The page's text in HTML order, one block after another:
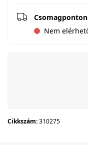
Nem
Cikkszám:310275